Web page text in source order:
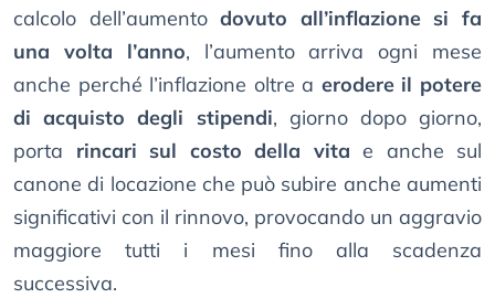
calcolo dell’aumentodovuto all’inflazione si fa
una volta l’anno, l’aumento arriva ogni mese
anche perché l’inflazione oltre a erodere il potere
di acquisto degli stipendi, giorno dopo giorno,
porta rincari sul costo della vita e anche sul
canone di locazione che può subire anche aumenti
significativi con il rinnovo, provocando un aggravio
maggiore tutti i mesi fino alla scadenza
successiva.